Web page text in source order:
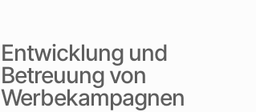
Entwicklung und
Betreuung von
Werbekampagnen